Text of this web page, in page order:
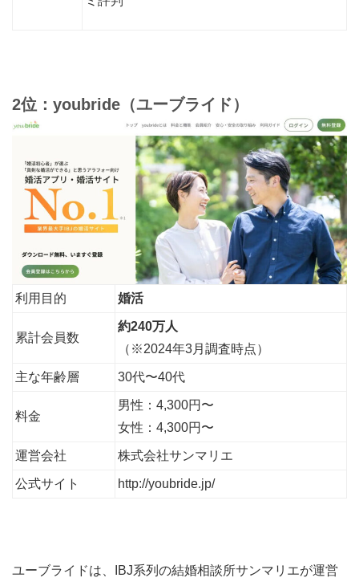
2位：youbride（ユーブライド）
利用目的 婚活
累計会員数
約240万人
（※2024年3月調査時点）
主な年齢層 30代〜40代
料金
男性：4,300円〜
女性：4,300円〜
運営会社 株式会社サンマリエ
公式サイト http://youbride.jp/
ユーブライドは、IBJ系列の結婚相談所サンマリエが運営